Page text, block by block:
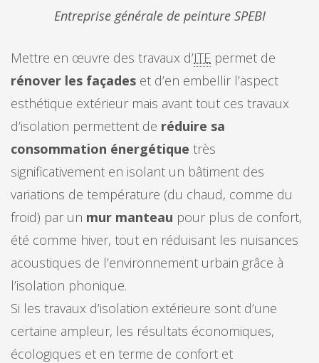
Entreprise générale de peinture SPEBI
Mettre en œuvre des travaux d’ITE permet de
rénover les façades et d’en embellir l’aspect
esthétique extérieur mais avant tout ces travaux
d’isolation permettent de réduire sa
consommation énergétique très
significativement en isolant un bâtiment des
variations de température (du chaud, comme du
froid) par un mur manteau pour plus de confort,
été comme hiver, tout en réduisant les nuisances
acoustiques de l’environnement urbain grâce à
l’isolation phonique.
Si les travaux d’isolation extérieure sont d’une
certaine ampleur, les résultats économiques,
écologiques et en terme de confort et